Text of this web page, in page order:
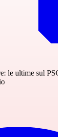
le ultime sul